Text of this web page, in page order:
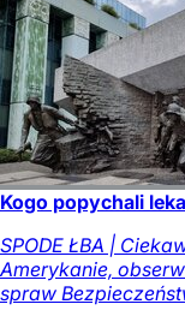
Kogo popychali
SPODE ŁBA |
Amerykanie,
spraw